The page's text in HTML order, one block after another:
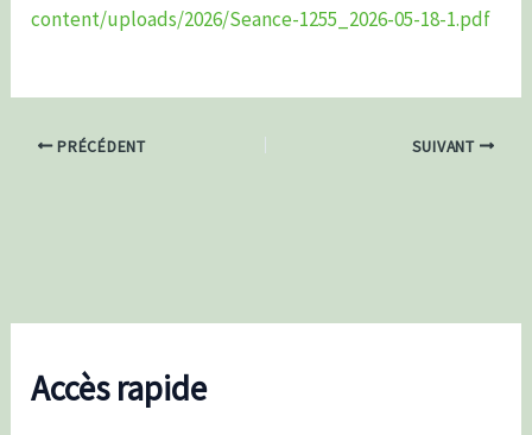
content/uploads/2026/Seance-1255_2026-05-18-1.pdf
PRÉCÉDENT SUIVANT
Accès rapide